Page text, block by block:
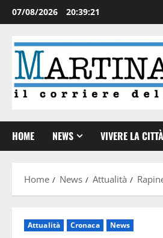
07/08/2026 20:39:22
HOME NEWS VIVERE LA CITTÀ
Home News Attualità
Attualità Cronaca News